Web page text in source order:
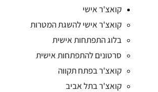
קואצ'ר אישי
קואצ'ר אישי להשגת המטרות
בלוג התפתחות אישית
סרטונים להתפתחות אישית
קואצ'ר בפתח תקווה
קואצ'ר בתל אביב